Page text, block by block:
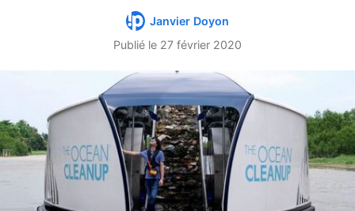
Janvier Doyon
Publié le 27 février 2020